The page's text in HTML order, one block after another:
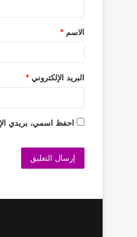
الاسم *
البريد الإلكتروني *
احفظ اسمي، بريدي